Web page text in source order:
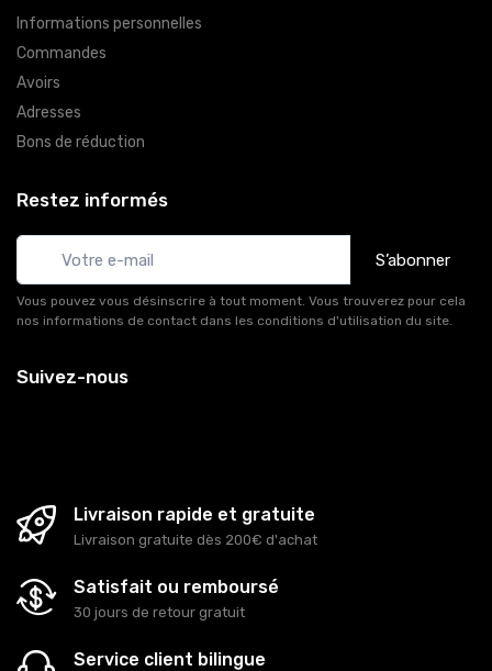
Informations personnelles
Commandes
Avoirs
Adresses
Bons de réduction
Restez informés
S’abonner
Vous pouvez vous désinscrire à tout moment. Vous trouverez pour cela
nos informations de contact dans les conditions d'utilisation du site.
Suivez-nous
Livraison rapide et gratuite
Livraison gratuite dès 200€ d'achat
Satisfait ou remboursé
30 jours de retour gratuit
Service client bilingue